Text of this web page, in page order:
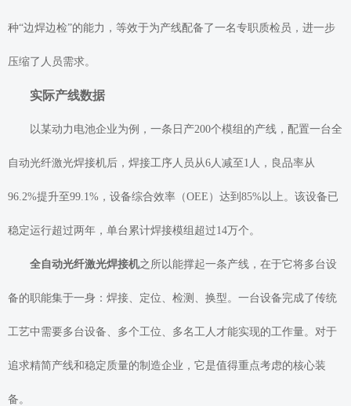
种“边焊边检”的能力，等效于为产线配备了一名专职质检员，进一步
压缩了人员需求。
实际产线数据
以某动力电池企业为例，一条日产200个模组的产线，配置一台全
自动光纤激光焊接机后，焊接工序人员从6人减至1人，良品率从
96.2%提升至99.1%，设备综合效率（OEE）达到85%以上。该设备已
稳定运行超过两年，单台累计焊接模组超过14万个。
全自动光纤激光焊接机之所以能撑起一条产线，在于它将多台设
备的职能集于一身：焊接、定位、检测、换型。一台设备完成了传统
工艺中需要多台设备、多个工位、多名工人才能实现的工作量。对于
追求精简产线和稳定质量的制造企业，它是值得重点考虑的核心装
备。